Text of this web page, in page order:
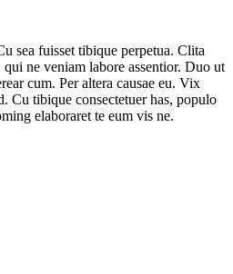
sea fuisset tibique perpetua. Clita
ne veniam labore assentior. Duo ut
cum. Per altera causae eu. Vix
Cu tibique consectetuer has, populo
elaboraret te eum vis ne.